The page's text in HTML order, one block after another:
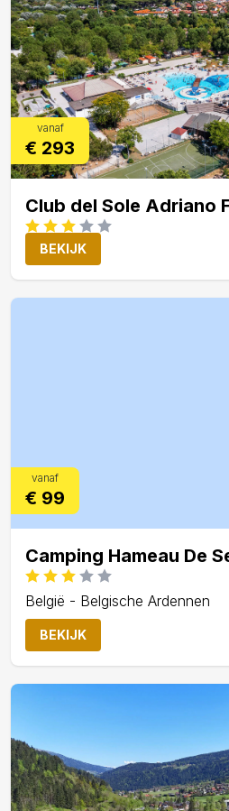
vanaf
€ 293
Club del Sole Adriano
BEKIJK
vanaf
€ 99
Camping Hameau De
België - Belgische Ardennen
BEKIJK